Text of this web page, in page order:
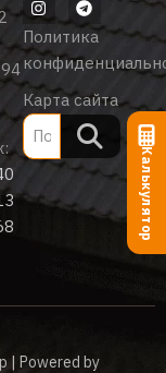
Политика
Карта сайта
| Powered by
Калькулятор